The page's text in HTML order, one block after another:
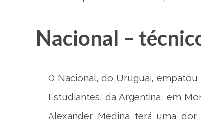
Nacional –
O Nacional, do Uruguai,
Estudiantes, da Argentina, em
Alexander Medina terá uma